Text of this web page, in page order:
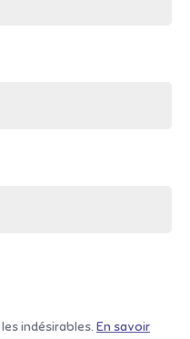
indésirables. En savoir